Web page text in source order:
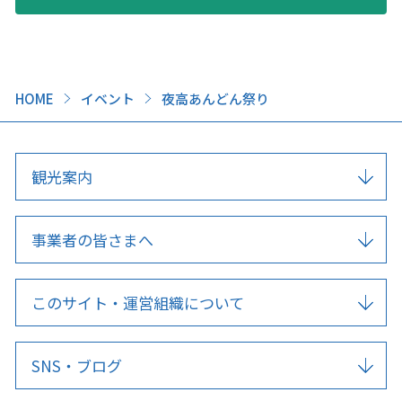
HOME イベント 夜高あんどん祭り
観光案内
事業者の皆さまへ
このサイト・運営組織について
SNS・ブログ